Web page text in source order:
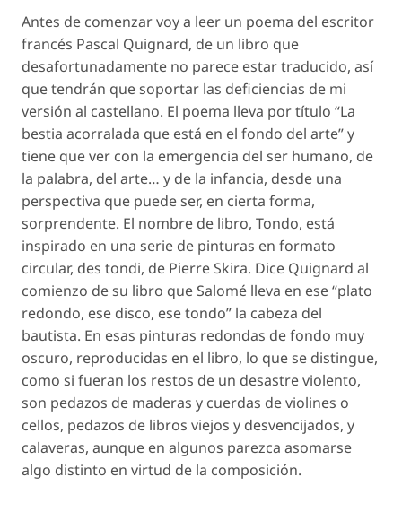
Antes de comenzar voy a leer un poema del escritor
francés Pascal Quignard, de un libro que
desafortunadamente no parece estar traducido, así
que tendrán que soportar las deficiencias de mi
versión al castellano. El poema lleva por título “La
bestia acorralada que está en el fondo del arte” y
tiene que ver con la emergencia del ser humano, de
la palabra, del arte… y de la infancia, desde una
perspectiva que puede ser, en cierta forma,
sorprendente. El nombre de libro, Tondo, está
inspirado en una serie de pinturas en formato
circular, des tondi, de Pierre Skira. Dice Quignard al
comienzo de su libro que Salomé lleva en ese “plato
redondo, ese disco, ese tondo” la cabeza del
bautista. En esas pinturas redondas de fondo muy
oscuro, reproducidas en el libro, lo que se distingue,
como si fueran los restos de un desastre violento,
son pedazos de maderas y cuerdas de violines o
cellos, pedazos de libros viejos y desvencijados, y
calaveras, aunque en algunos parezca asomarse
algo distinto en virtud de la composición.